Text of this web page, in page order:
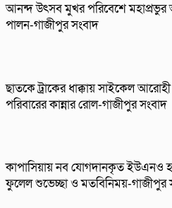
আনন্দ উৎসব মুখর পরিবেশে
পালন-গাজীপুর সংবাদ
ছাতকে ট্রাকের ধাক্কায় সাইকেল
পরিবারের কান্নার রোল-গাজীপুর সংবাদ
কাপাসিয়ায় নব যোগদানকৃত ইউএনও
ফুলেল শুভেচ্ছা ও মতবিনিময়-গাজীপুর